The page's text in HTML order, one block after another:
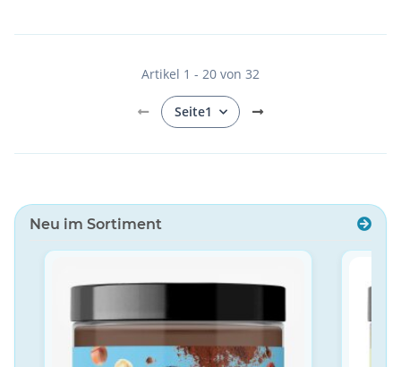
Artikel 1 - 20 von 32
Seite1
Neu im Sortiment